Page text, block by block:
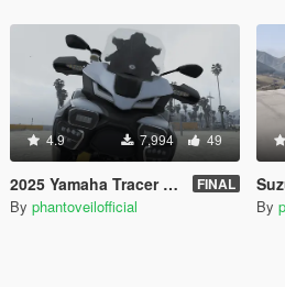
4.9 7,994 49
2025 Yamaha Tracer 9 GT Plus [Add-On | Tuning] FINAL
By phantoveilofficial By